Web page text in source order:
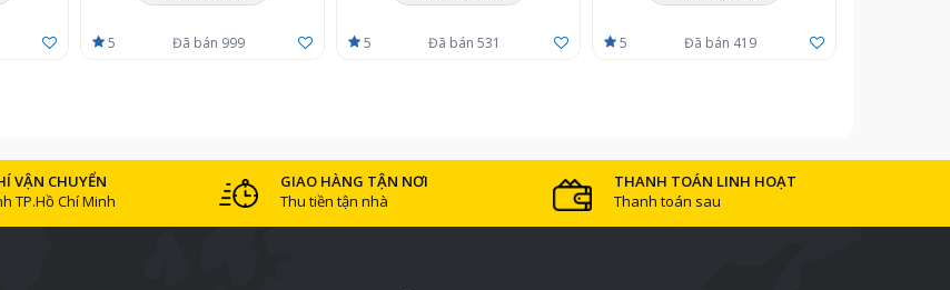
5 Đã bán 999 5 Đã bán 531 5 Đã bán 419
VẬN CHUYỂN
TP.Hồ Chí Minh
GIAO HÀNG TẬN NƠI
Thu tiền tận nhà
THANH TOÁN LINH HOẠT
Thanh toán sau